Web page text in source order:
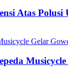
Atas
Gelar